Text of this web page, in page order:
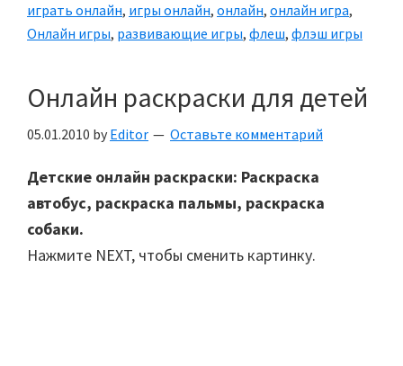
играть онлайн, игры онлайн, онлайн, онлайн игра,
Онлайн игры, развивающие игры, флеш, флэш игры
Онлайн раскраски для детей
05.01.2010 by Editor Оставьте комментарий
Детские онлайн раскраски: Раскраска
автобус, раскраска пальмы, раскраска
собаки.
Нажмите NEXT, чтобы сменить картинку.